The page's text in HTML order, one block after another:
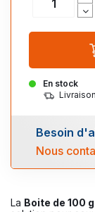
La Boite de 100
En stock
Besoin
Nous